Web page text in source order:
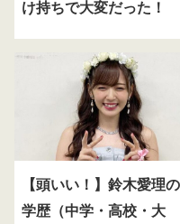
け持ちで大変だった！
【頭いい！】鈴木愛理の
学歴（中学・高校・大